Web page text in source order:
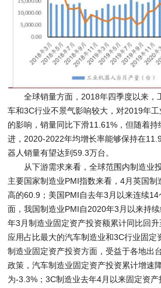
全球销量方面，2018年四季度以来，
车和3C行业不景气影响较大，对2019年
的影响，销量同比下滑11.61%，但随着
进，2020-2022年均增长率能够保持在
器人销量有望达到59.3万台。
从下游需求来看，全球范围内制造业
主要国家制造业PMI指数来看，4月英国
高的60.9；美国PMI自去年3月以来连续
面，我国制造业PMI自2020年3月以来持
年3月制造业固定资产投资额累计同比回
应用占比最大的汽车制造业和3C行业固定
制造业固定资产投资方面，受益于各地出
政策，汽车制造业固定资产投资累计增速
为-3.3%；3C制造业去年4月以来固定资